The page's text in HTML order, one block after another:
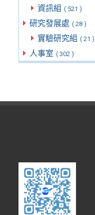
資訊組 ( 521 )
研究發展處 ( 28 )
實驗研究組 ( 21 )
人事室 ( 302 )